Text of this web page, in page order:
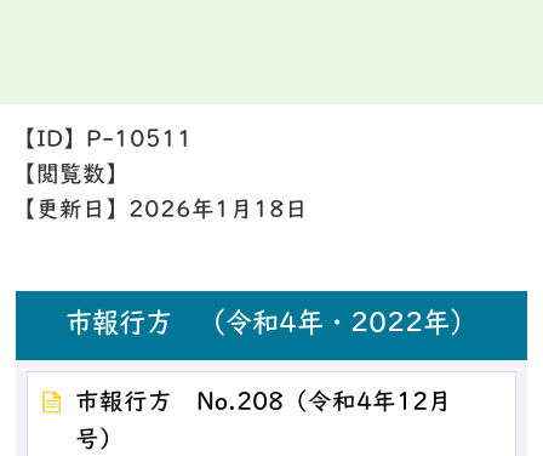
【ID】 P-10511
【閲覧数】
【更新日】 2026年1月18日
市報行方 （令和4年・2022年）
市報行方 No.208（令和4年12月
号）